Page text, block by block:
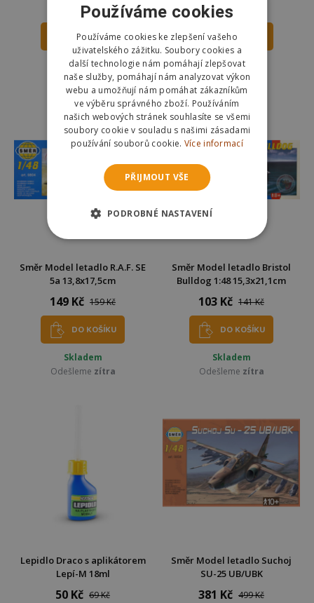
120 Kč 159 Kč
DO KOŠÍKU
Skladem
Odešlemezítra
120 Kč
DO KOŠÍKU
Skladem
Odešlemezítra
Směr Model letadlo R.A.F. SE
5a 13,8x17,5cm
149 Kč 159 Kč
DO KOŠÍKU
Skladem
Odešleme zítra
Směr Model letadlo Bristol
Bulldog 1:48 15,3x21,1cm
103 Kč 141 Kč
DO KOŠÍKU
Skladem
Odešleme zítra
Lepidlo Draco s aplikátorem
Lepí-M 18ml
50 Kč 69 Kč
Směr Model letadlo Suchoj
SU-25 UB/UBK
381 Kč 499 Kč
Používáme cookies
Používáme cookies ke zlepšení vašeho
uživatelského zážitku. Soubory cookies a
další technologie nám pomáhají zlepšovat
naše služby, pomáhají nám analyzovat výkon
webu a umožňují nám pomáhat zákazníkům
ve výběru správného zboží. Používáním
našich webových stránek souhlasíte se všemi
soubory cookie v souladu s našimi zásadami
používání souborů cookie. Více informací
PŘIJMOUT VŠE
PODROBNÉ NASTAVENÍ